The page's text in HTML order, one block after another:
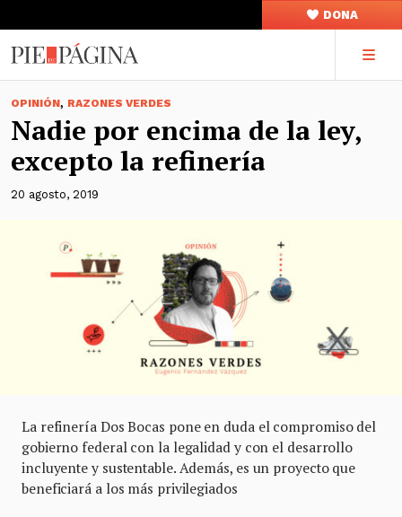
DONA
OPINIÓN, RAZONES VERDES
Nadie por encima de la ley,
excepto la refinería
20 agosto, 2019
La refinería Dos Bocas pone en duda el compromiso del
gobierno federal con la legalidad y con el desarrollo
incluyente y sustentable. Además, es un proyecto que
beneficiará a los más privilegiados